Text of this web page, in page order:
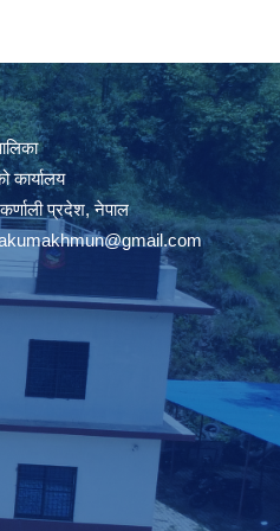
कार्यालय
प्रदेश, नेपाल